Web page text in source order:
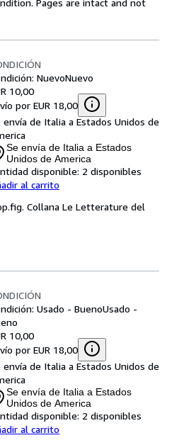
NuevoNuevo
10,00
por EUR 18,00
envía de Italia a Estados Unidos de
Se envía de Italia a Estados
Unidos de America
disponible: 2 disponibles
al carrito
Collana Le Letterature del
Usado - BuenoUsado -
10,00
por EUR 18,00
envía de Italia a Estados Unidos de
Se envía de Italia a Estados
Unidos de America
disponible: 2 disponibles
al carrito